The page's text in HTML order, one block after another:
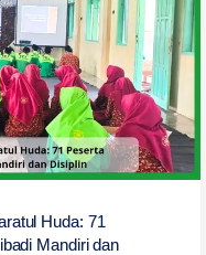
Huda: 71
Mandiri dan